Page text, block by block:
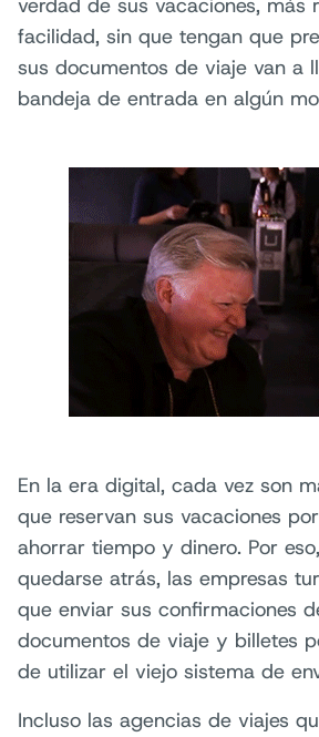
verdad de sus vacaciones, más
facilidad, sin que tengan que
sus documentos de viaje van a
bandeja de entrada en algún
En la era digital, cada vez son
que reservan sus vacaciones
ahorrar tiempo y dinero. Por
quedarse atrás, las empresas
que enviar sus confirmaciones
documentos de viaje y billetes
de utilizar el viejo sistema de
Incluso las agencias de viajes